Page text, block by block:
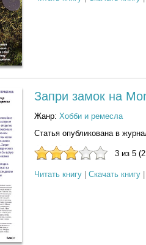
Запри замок на
Жанр: Хобби и ремесла
Статья опубликована в
3 из 5
Читать книгу Скачать книгу